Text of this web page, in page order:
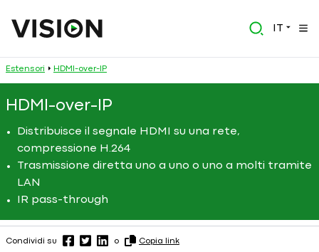
IT
Estensori HDMI-over-IP
HDMI-over-IP
Distribuisce il segnale HDMI su una rete,
compressione H.264
Trasmissione diretta uno a uno o uno a molti tramite
LAN
IR pass-through
Condividi su o Copia link